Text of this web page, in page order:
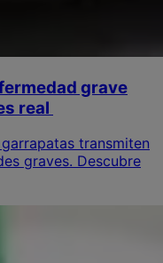
grave
real
transmiten
graves. Descubre